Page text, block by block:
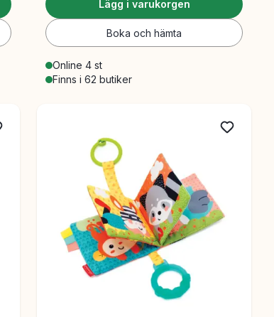
Lägg i varukorgen
Boka och hämta
Online 4 st
Finns i 62 butiker